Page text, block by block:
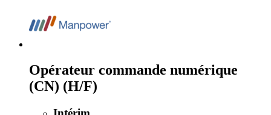
Opérateur commande numérique
(CN) (H/F)